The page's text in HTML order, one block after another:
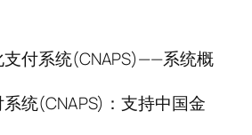
付系统(CNAPS)——系统概
统(CNAPS)：支持中国金